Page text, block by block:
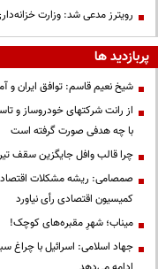
رویترز مدعی شد: وزارت
پربازدید ها
شیخ نعیم قاسم: توافق ایران و
از رانت‌ شرکتهای خودروساز و
با چه هدفی صورت گرفته است
چرا قالب وافل جایگزین سقف
صمصامی: ریشه مشکلات
کمیسیون اقتصادی رأی نیاورد
میناب؛ شهرِ مقبره‌های کوچک!
جهاد اسلامی: اسرائیل با چراغ